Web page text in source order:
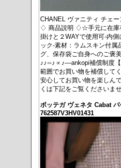
CHANEL ヴァニティ チェ
♢ 商品説明 ♢☆手元に在庫
掛けと２WAYで使用可-内
ック-素材：ラムスキン付属
グ、保存袋ご自身へのご褒
♪♪∽♪∝♪―ankopi補償制度
範囲でお買い物を補償して
安心してお買い物を楽しん
くは下記をご覧くださいませ
ボッテガ ヴェネタ Cabat
762587V3HV01431